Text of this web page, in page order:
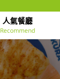
人氣餐廳
Recommend